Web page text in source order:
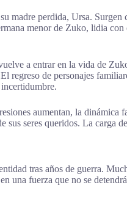
madre perdida, Ursa.
menor de Zuko, lidia
a entrar en la vida de
regreso de personajes
aumentan, la
sus seres queridos. La carga
tras años de guerra.
una fuerza que no se